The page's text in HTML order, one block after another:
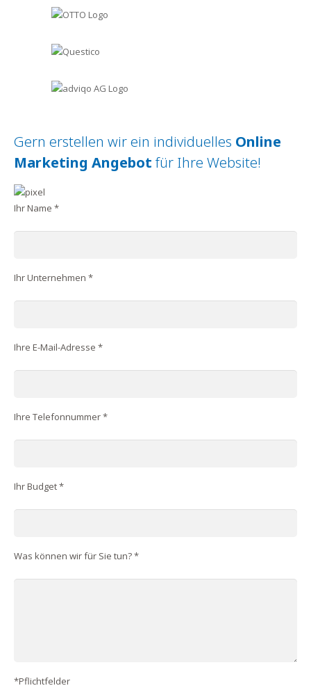
Gern erstellen wir ein individuelles Online
Marketing Angebotfür Ihre Website!
Ihr Name *
Ihr Unternehmen *
Ihre E-Mail-Adresse *
Ihre Telefonnummer *
Ihr Budget *
Was können wir für Sie tun? *
*Pflichtfelder